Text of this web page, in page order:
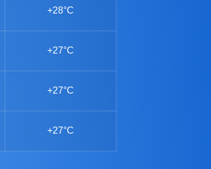
+28°C
+27°C
+27°C
+27°C